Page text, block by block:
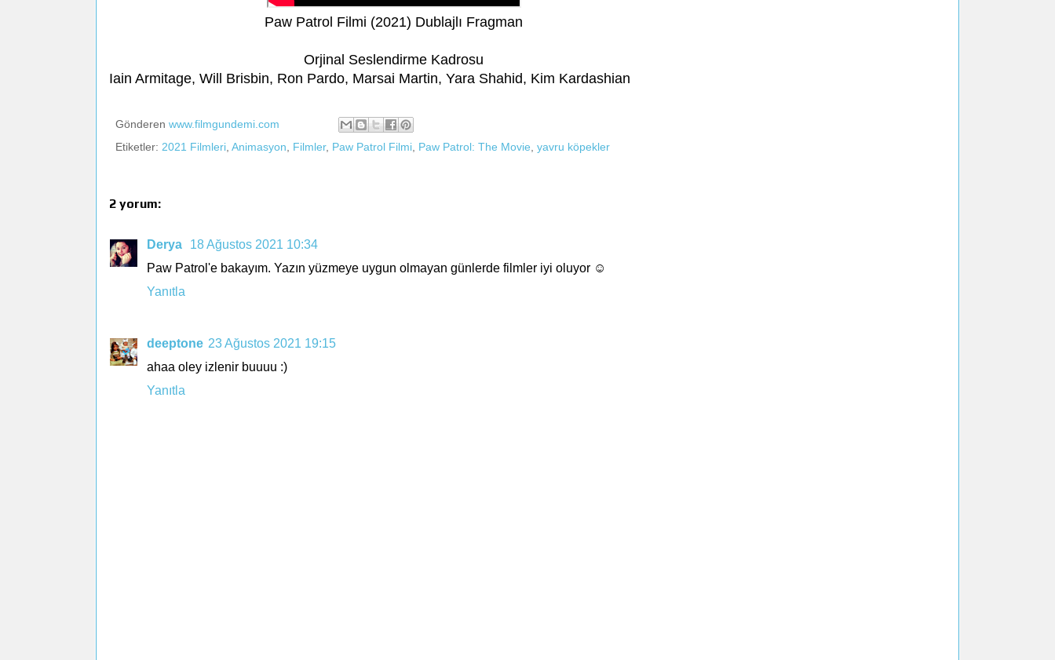
Paw Patrol Filmi (2021) Dublajlı Fragman
Orjinal Seslendirme Kadrosu
Iain Armitage, Will Brisbin, Ron Pardo, Marsai Martin, Yara Shahid, Kim Kardashian
Gönderen www.filmgundemi.com
Etiketler: 2021 Filmleri Animasyon Filmler, Paw Patrol Filmi Paw Patrol: The Movie yavru köpekler
2 yorum:
Derya
18 Ağustos 2021 10:34
Paw Patrol'e bakayım. Yazın yüzmeye uygun olmayan günlerde filmler iyi oluyor ☺️
Yanıtla
deeptone 23 Ağustos 2021 19:15
ahaa oley izlenir buuuu :)
Yanıtla